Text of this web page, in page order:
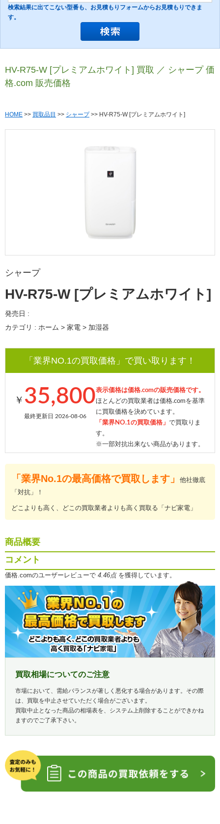
検索結果に出てこない型番も、お見積もりフォームからお見積もりできま
す。
HV-R75-W [プレミアムホワイト] 買取 ／ シャープ 価
格.com 販売価格
HOME >> 買取品目 >> シャープ>> HV-R75-W [プレミアムホワイト]
シャープ
HV-R75-W [プレミアムホワイト]
発売日 :
カテゴリ : ホーム > 家電 > 加湿器
「業界NO.1の買取価格」で買い取ります！
￥ 35,800
最終更新日 2026-08-06
表示価格は価格.comの販売価格です。
ほとんどの買取業者は価格.comを基準
に買取価格を決めています。
「業界NO.1の買取価格」 で買取りま
す。
※一部対抗出来ない商品があります。
「業界No.1の最高価格で買取します」
他社徹底
「対抗」！
どこよりも高く、どこの買取業者よりも高く買取る「ナビ家電」
商品概要
コメント
価格.comのユーザーレビューで 4.46点を獲得しています。
買取相場についてのご注意
市場において、需給バランスが著しく悪化する場合があります。その際
は、買取を中止させていただく場合がございます。
買取中止となった商品の相場表を、システム上削除することができかね
ますのでご了承下さい。